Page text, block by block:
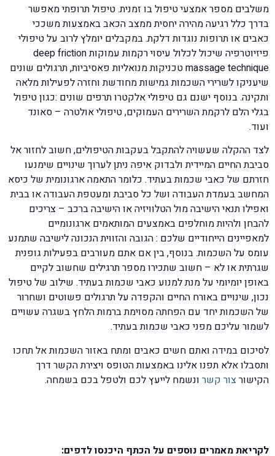
משלבים מספר אמצעי טיפול בו זמנית. טיפול תרופתי מאפשר
בדרך כלל רגיעה מהירה יחסית ממצב הכאב באמצעות משככי
כאבים או תרופות נוגדות דלקת. במקבלים יומלץ לרוב על טיפולי
פיזיוטרפיה שיכול לכלול עיסוי רקמות עמוקות deep friction
massage technique טכניקות מנואליות פאסיביות, תרגולים שונים
שיעניקו לשרירי השכמות גמישות מחודשת וחזרה לפעילות מלאה
ותקינה. בנוסף ישנם גם טיפולי אלקטרו תרפים שונים :כגון טיפול
בגלי הלם לרקמת השרירים העמוקים, טיפולי אולטרה – סאונד
ועוד.
לצד ההקלה שעשויה להתקבל בעקבות הטיפולים, חשוב לחזור אל
סביבת החיים המיידית ולבדוק איפה ניתן לערוך שינויים שימנעו
חזרתם של כאבי שכמות בעתיד. כלומר התאמה ארגונומית של כיסא
המחשב בעמדת העבודה ושל כל סביבת ומעטפת העבודה או בבית
ואפילו תנאי הישיבה מול הטלוויזיה או הישיבה ברכב – צריכים
להבחן ולהיות מוחלפים באמצעים המותאמים ארגונומיים
למאפיינים הייחודיים שלכם : הגובה והזווית הנכונה לישיבה שתמנע
עומס על השכמות. בנוסף, בין אם אתם מעורבים בפעילות גופנית
שגרתית או לא – חשוב שתכירו מספר תרגילים שחשוב לקיים
באופן יומיומי על מנת למנוע כאבי שכמות בעתיד. שילוב של טיפול
נכון, שינויים באורח החיים והקפדה על תרגולים פשוטים ושחרור
של השכמות יחד עם הפחתה מסוימת ברמות הלחץ בשגרה עשויים
לשמור עליכם מפני כאבי שכמות בעתיד.
לסיכום במידה ואתם חשים כאבים ומתח באזור השכמות אל תחכו
ותסבלו אלא תפנו אלינו באמצעות הטופס ויצירת הקשר דרך
הקישורצור קשר ונשמח לייעץ לכם ולטפל בכם בשמחה.
לקריאת מאמרים נוספים על הכתף היכנסו לדפים: